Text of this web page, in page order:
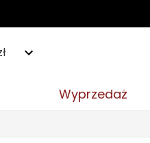
Wyprzedaż